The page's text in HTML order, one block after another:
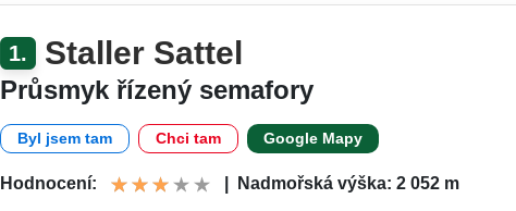
1. Staller Sattel
Průsmyk řízený semafory
Byl jsem tam Chci tam Google Mapy
Hodnocení: Nadmořská výška: 2 052 m